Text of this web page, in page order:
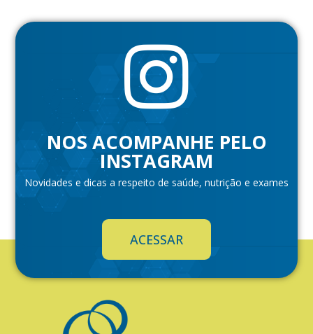
NOS ACOMPANHE PELO
INSTAGRAM
Novidades e dicas a respeito de saúde, nutrição e exames
ACESSAR